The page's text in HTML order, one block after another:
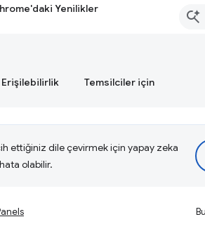
Yenilikler
Erişilebilirlik Temsilciler için
ettiğiniz dile çevirmek için yapay zeka
olabilir.